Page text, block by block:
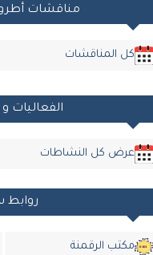
مناقشات
كل المناقشات
الفعاليات
عرض كل النشاطات
روابط
مكتب الرقمنة